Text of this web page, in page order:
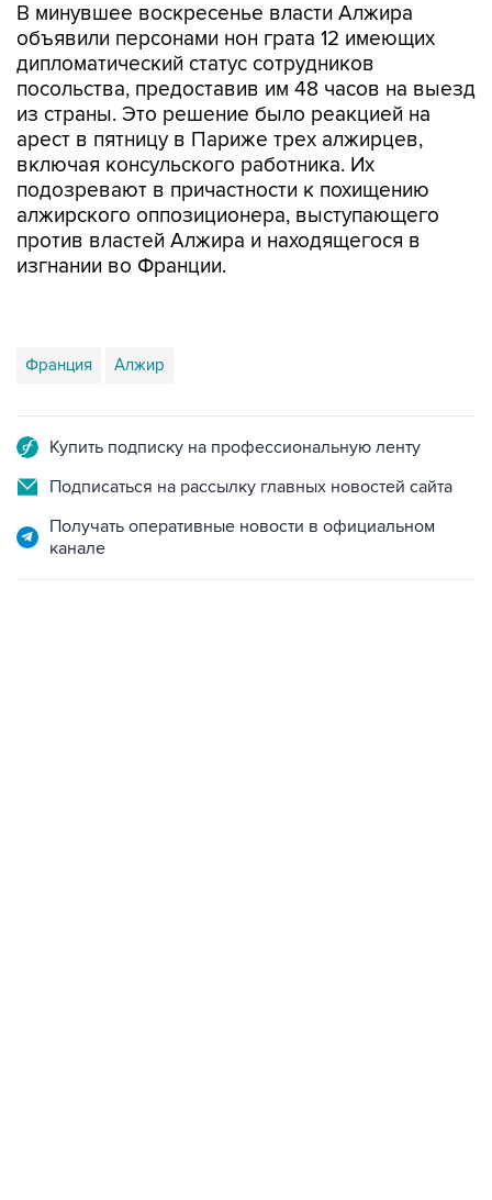
В минувшее воскресенье власти Алжира
объявили персонами нон грата 12 имеющих
дипломатический статус сотрудников
посольства, предоставив им 48 часов на выезд
из страны. Это решение было реакцией на
арест в пятницу в Париже трех алжирцев,
включая консульского работника. Их
подозревают в причастности к похищению
алжирского оппозиционера, выступающего
против властей Алжира и находящегося в
изгнании во Франции.
Франция Алжир
Купить подписку на профессиональную ленту
Подписаться на рассылку главных новостей сайта
Получать оперативные новости в официальном
канале